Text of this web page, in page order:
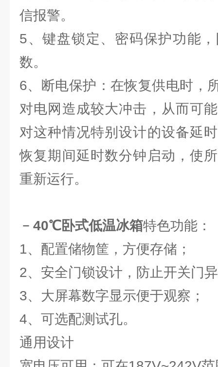
信报警。
5、键盘锁定、密码保护功能
数。
6、断电保护：在恢复供电时，
对电网造成较大冲击，从而可
对这种情况特别设计的设备延
恢复期间延时数分钟启动，使
重新运行。
﹣40℃卧式低温冰箱特色功能：
1、配置储物筐，方便存储；
2、安全门锁设计，防止开关门
3、大屏幕数字显示便于观察；
4、可选配测试孔。
通用设计